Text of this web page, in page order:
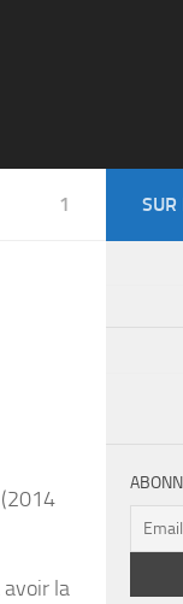
1
la
SUR